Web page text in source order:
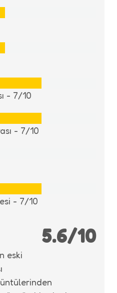
- 7/10
- 7/10
- 7/10
5.6/10
eski